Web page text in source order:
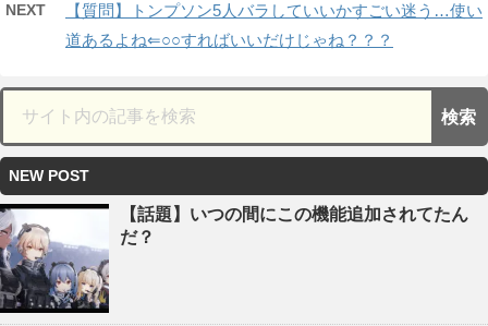
NEXT
【質問】トンプソン5人バラしていいかすごい迷う…使い
道あるよね⇐○○すればいいだけじゃね？？？
NEW POST
【話題】いつの間にこの機能追加されてたん
だ？